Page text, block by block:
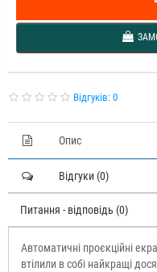
Відгуків: 0
Опис
Відгуки (0)
Питання - відповідь (0)
Автоматичні проєкційні
втілили в собі найкращі